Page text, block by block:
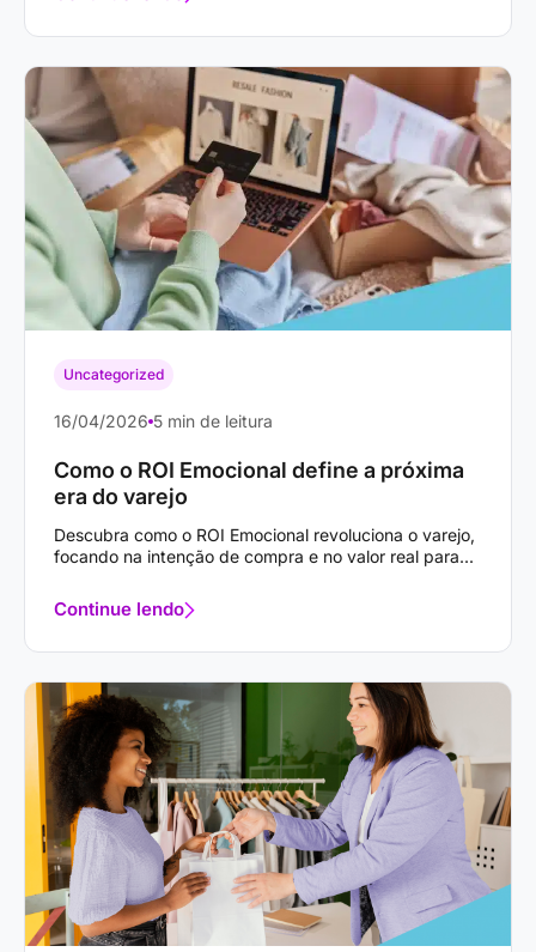
Uncategorized
16/04/2026 5 min de leitura
Como o ROI Emocional define a próxima
era do varejo
Descubra como o ROI Emocional revoluciona o varejo,
focando na intenção de compra e no valor real para...
Continue lendo